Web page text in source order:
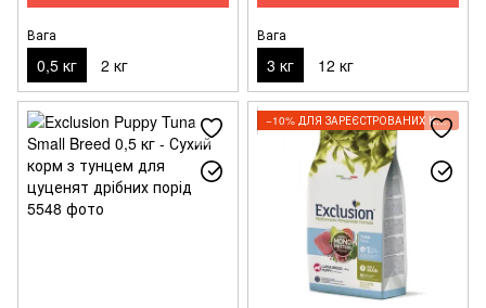
Вага
0,5 кг 2 кг
Вага
3 кг 12 кг
−10% ДЛЯ ЗАРЕЄСТРОВАНИХ КЛІЄНТІВ